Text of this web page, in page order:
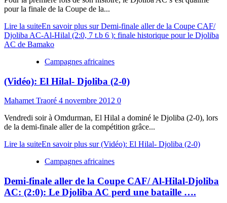
pour la finale de la Coupe de la...
Lire la suiteEn savoir plus sur Demi-finale aller de la Coupe CAF/
Djoliba AC-Al-Hilal (2:0, 7 t.b 6 ): finale historique pour le Djoliba
AC de Bamako
Campagnes africaines
(Vidéo): El Hilal- Djoliba (2-0)
Mahamet Traoré 4 novembre 2012 0
Vendredi soir à Omdurman, El Hilal a dominé le Djoliba (2-0), lors
de la demi-finale aller de la compétition grâce...
Lire la suiteEn savoir plus sur (Vidéo): El Hilal- Djoliba (2-0)
Campagnes africaines
Demi-finale aller de la Coupe CAF/ Al-Hilal-Djoliba
AC: (2:0): Le Djoliba AC perd une bataille ….